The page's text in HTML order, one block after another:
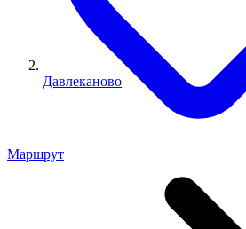
Маршрут
Давлеканово